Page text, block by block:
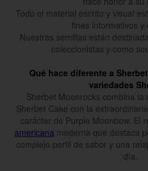
Todo el material escrito y visual
fines informativos y
Nuestras semillas están
coleccionistas y como
Qué hace diferente a
variedades
Sherbet Moonrocks combina la
Sherbet Cake con la
carácter de Purple Moonbow. El
americana moderna que destaca
complejo perfil de sabor y una
día.